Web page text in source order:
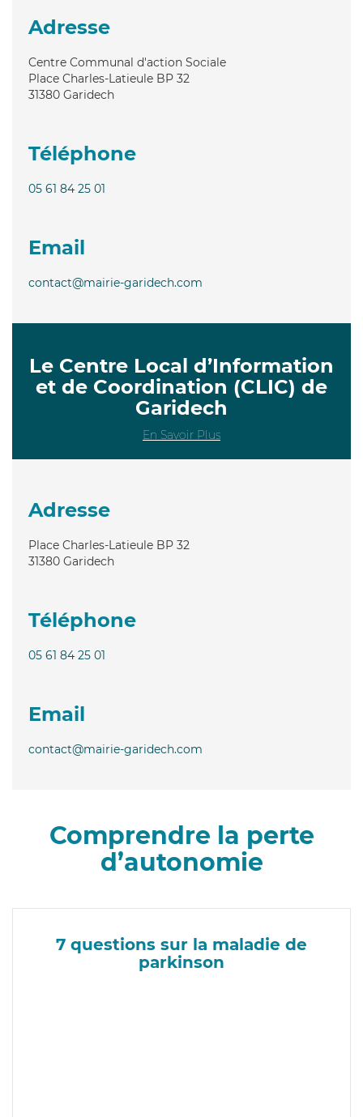
Adresse
Centre Communal d'action Sociale
Place Charles-Latieule BP 32
31380 Garidech
Téléphone
05 61 84 25 01
Email
contact@mairie-garidech.com
Le Centre Local d’Information
et de Coordination (CLIC) de
Garidech
En Savoir Plus
Adresse
Place Charles-Latieule BP 32
31380 Garidech
Téléphone
05 61 84 25 01
Email
contact@mairie-garidech.com
Comprendre la perte
d’autonomie
7 questions sur la maladie de
parkinson